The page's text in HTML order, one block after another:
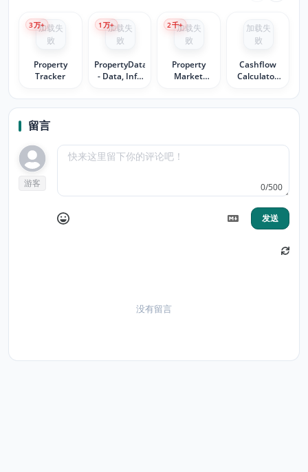
加载失
败
Property
Tracker
3万+
加载失
败
PropertyData
- Data, Info
1 万+
加载失
败
Property
Market
Property
Insights
2千+
加载失
败
Cashflow
Calculator
Zillow/Trulia/
留言
游客 0/500
发送
没有留言